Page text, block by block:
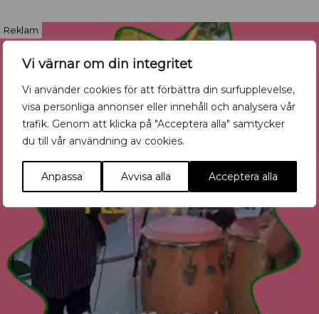
Vi värnar om din integritet
Vi använder cookies för att förbättra din surfupplevelse,
visa personliga annonser eller innehåll och analysera vår
trafik. Genom att klicka på "Acceptera alla" samtycker
du till vår användning av cookies.
Anpassa Avvisa alla Acceptera alla
Reklam